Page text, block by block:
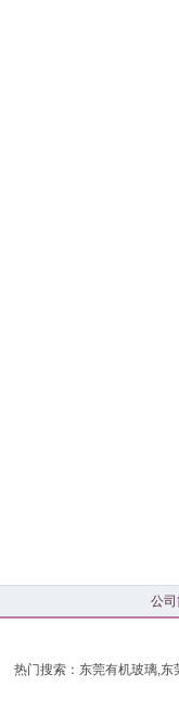
公
热门搜索：东莞有机玻璃,